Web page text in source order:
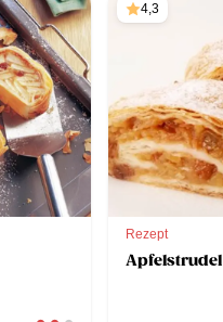
4,3
Rezept
Apfelstrudel